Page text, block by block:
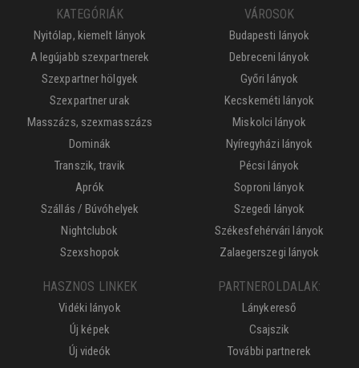
KATEGÓRIÁK
Nyitólap, kiemelt lányok
A legújabb szexpartnerek
Szexpartner hölgyek
Szexpartner urak
Masszázs, szexmasszázs
Dominák
Transzik, travik
Aprók
Szállás / Búvóhelyek
Nightclubok
Szexshopok
VÁROSOK
Budapesti lányok
Debreceni lányok
Győri lányok
Kecskeméti lányok
Miskolci lányok
Nyíregyházi lányok
Pécsi lányok
Soproni lányok
Szegedi lányok
Székesfehérvári lányok
Zalaegerszegi lányok
HASZNOS LINKEK
Vidéki lányok
Új képek
Új videók
PARTNEROLDALAK:
Lánykereső
Csajszik
További partnerek